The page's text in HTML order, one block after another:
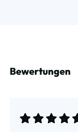
Bewertungen